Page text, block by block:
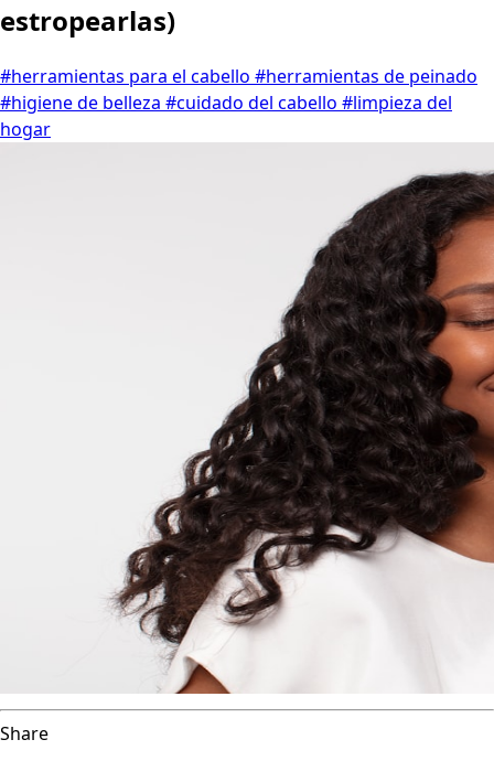
estropearlas)
#herramientas para el cabello #herramientas de peinado
#higiene de belleza #cuidado del cabello #limpieza del
hogar
Share